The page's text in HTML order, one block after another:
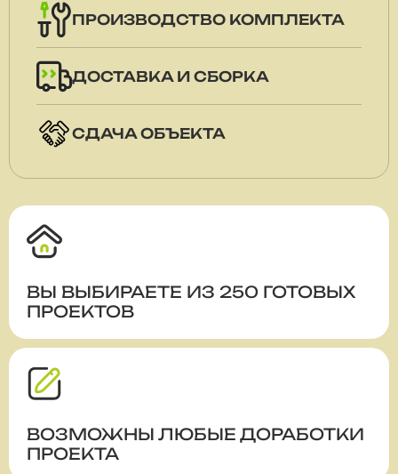
ВЫ ВЫБИРАЕТЕ ИЗ 250 ГОТОВЫХ
ПРОЕКТОВ
ВОЗМОЖНЫ ЛЮБЫЕ ДОРАБОТКИ
ПРОЕКТА
ПРОИЗВОДСТВО КОМПЛЕКТА
ДОСТАВКА И СБОРКА
СДАЧА ОБЪЕКТА